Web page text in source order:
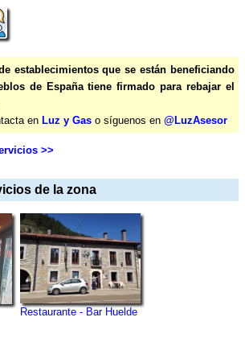
establecimientos que se están beneficiando
de España tiene firmado para rebajar el
en Luz y Gas o síguenos en @LuzAsesor
>>
de la zona
Restaurante - Bar Huelde